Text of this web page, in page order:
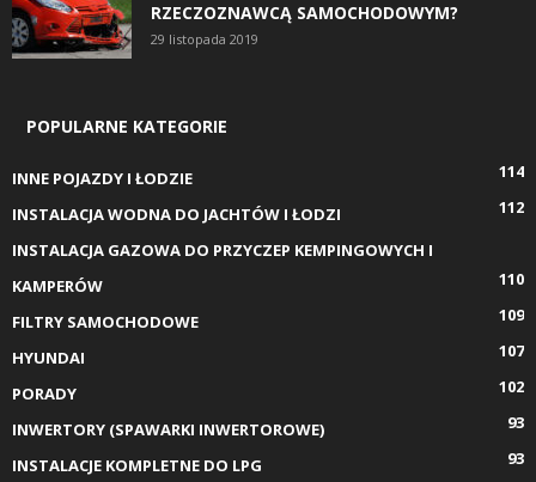
RZECZOZNAWCĄ SAMOCHODOWYM?
29 listopada 2019
POPULARNE KATEGORIE
INNE POJAZDY I ŁODZIE
114
INSTALACJA WODNA DO JACHTÓW I ŁODZI
112
INSTALACJA GAZOWA DO PRZYCZEP KEMPINGOWYCH I
KAMPERÓW
110
FILTRY SAMOCHODOWE
109
HYUNDAI
107
PORADY
102
INWERTORY (SPAWARKI INWERTOROWE)
93
INSTALACJE KOMPLETNE DO LPG
93